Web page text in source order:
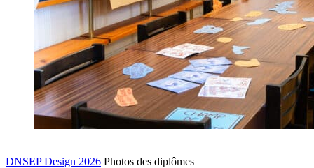
DNSEP Design 2026 Photos des diplômes